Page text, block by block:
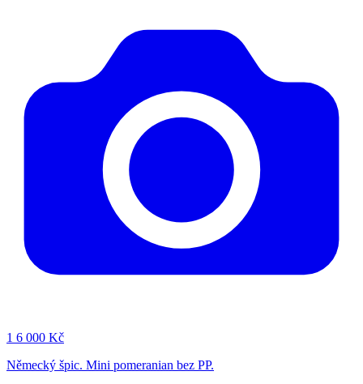
1 6 000 Kč
Německý špic. Mini pomeranian bez PP.